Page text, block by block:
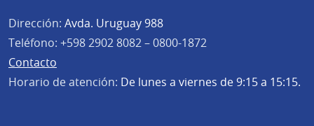
Dirección: Avda. Uruguay 988
Teléfono: +598 2902 8082 – 0800-1872
Contacto
Horario de atención: De lunes a viernes de 9:15 a 15:15.